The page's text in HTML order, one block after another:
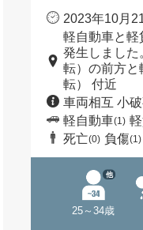
2023年10月
軽自動車と軽
発生しました
転）の前方と
転） 付近
車両相互 小
軽自動車(1)
死亡(0) 負傷(1)
25～34歳
他